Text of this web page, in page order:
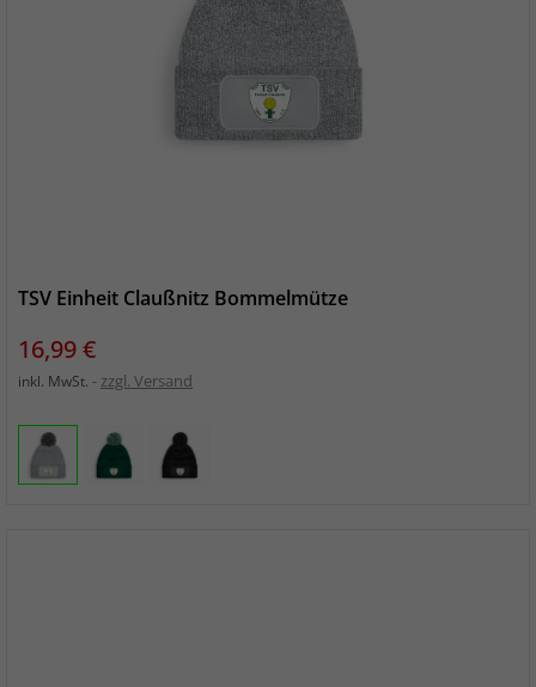
TSV Einheit Claußnitz Bommelmütze
Preis
16,99 €
inkl. MwSt. zzgl. Versand